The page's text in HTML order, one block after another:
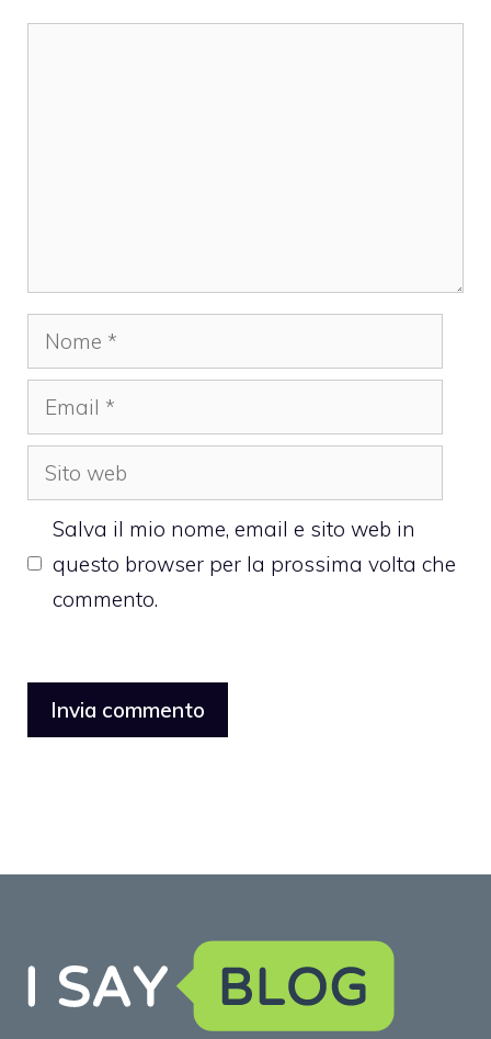
Nome
Email
Sito
web
Salva il mio nome, email e sito web in
questo browser per la prossima volta che
commento.